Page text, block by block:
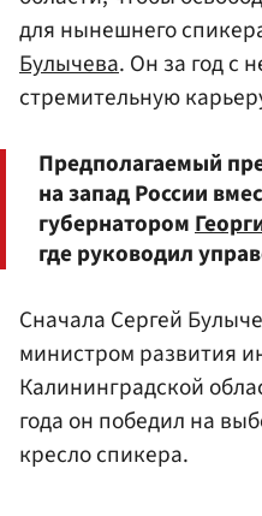
для нынешнего
Булычева. Он за год с
стремительную
Предполагаемый
на запад России
губернатором
где руководил
Сначала Сергей
министром развития
Калининградской
года он победил на
кресло спикера.